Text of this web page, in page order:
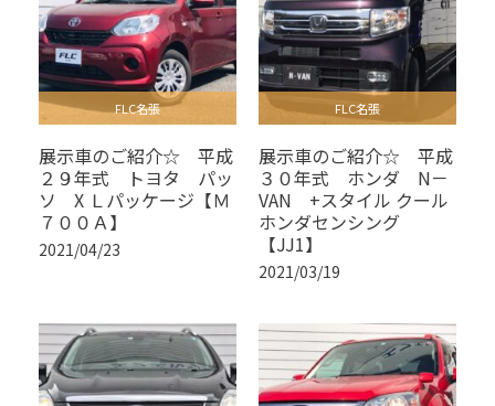
FLC名張
展示車のご紹介☆ 平成
２９年式 トヨタ パッ
ソ X Ｌパッケージ【Ｍ
７００Ａ】
2021/04/23
FLC名張
展示車のご紹介☆ 平成
３０年式 ホンダ N－
VAN +スタイル クール
ホンダセンシング
【JJ1】
2021/03/19